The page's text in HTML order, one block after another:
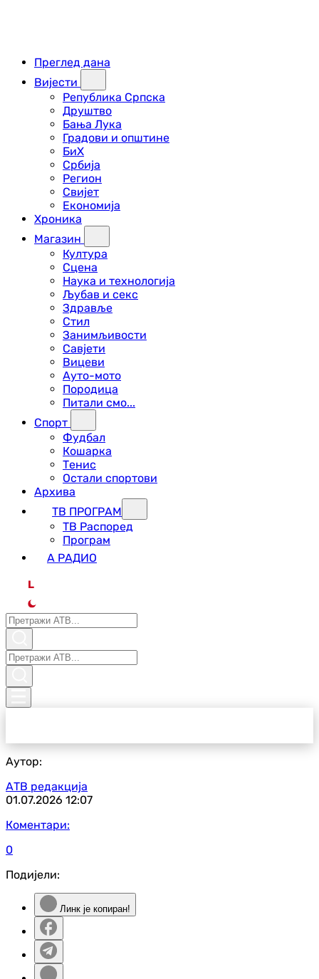
Преглед дана
Вијести
Република Српска
Друштво
Бања Лука
Градови и општине
БиХ
Србија
Регион
Свијет
Економија
Хроника
Магазин
Култура
Сцена
Наука и технологија
Љубав и секс
Здравље
Стил
Занимљивости
Савјети
Вицеви
Ауто-мото
Породица
Питали смо...
Спорт
Фудбал
Кошарка
Тенис
Остали спортови
Архива
ТВ ПРОГРАМ
ТВ Распоред
Програм
А РАДИО
L
Аутор:
АТВ редакција
01.07.2026 12:07
Коментари:
0
Подијели:
Линк је копиран!